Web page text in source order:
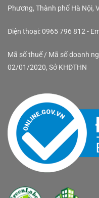
Phương, Thành phố Hà Nội,
Điện thoại: 0965 796 812 -
Mã số thuế / Mã số doanh
02/01/2020, Sở KHĐTHN